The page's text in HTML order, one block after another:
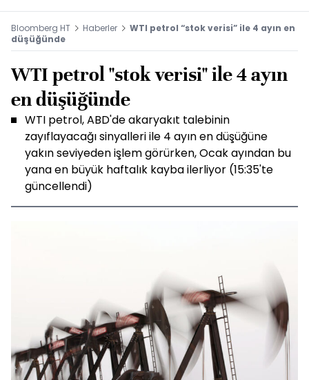
Bloomberg HT Haberler
WTI petrol “stok verisi” ile 4 ayın en
düşüğünde
WTI petrol "stok verisi" ile 4 ayın
en düşüğünde
WTI petrol, ABD'de akaryakıt talebinin
zayıflayacağı sinyalleri ile 4 ayın en düşüğüne
yakın seviyeden işlem görürken, Ocak ayından bu
yana en büyük haftalık kayba ilerliyor (15:35'te
güncellendi)